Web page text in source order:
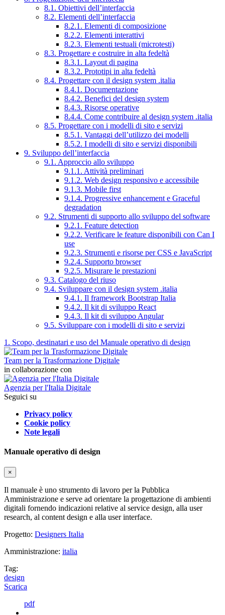
8.1. Obiettivi dell’interfaccia
8.2. Elementi dell’interfaccia
8.2.1. Elementi di composizione
8.2.2. Elementi interattivi
8.2.3. Elementi testuali (microtesti)
8.3. Progettare e costruire in alta fedeltà
8.3.1. Layout di pagina
8.3.2. Prototipi in alta fedeltà
8.4. Progettare con il design system .italia
8.4.1. Documentazione
8.4.2. Benefici del design system
8.4.3. Risorse operative
8.4.4. Come contribuire al design system .italia
8.5. Progettare con i modelli di sito e servizi
8.5.1. Vantaggi dell’utilizzo dei modelli
8.5.2. I modelli di sito e servizi disponibili
9. Sviluppo dell’interfaccia
9.1. Approccio allo sviluppo
9.1.1. Attività preliminari
9.1.2. Web design responsivo e accessibile
9.1.3. Mobile first
9.1.4. Progressive enhancement e Graceful
degradation
9.2. Strumenti di supporto allo sviluppo del software
9.2.1. Feature detection
9.2.2. Verificare le feature disponibili con Can I
use
9.2.3. Strumenti e risorse per CSS e JavaScript
9.2.4. Supporto browser
9.2.5. Misurare le prestazioni
9.3. Catalogo del riuso
9.4. Sviluppare con il design system .italia
9.4.1. Il framework Bootstrap Italia
9.4.2. Il kit di sviluppo React
9.4.3. Il kit di sviluppo Angular
9.5. Sviluppare con i modelli di sito e servizi
1. Scopo, destinatari e uso del Manuale operativo di design
Team per la Trasformazione Digitale
in collaborazione con
Agenzia per l'Italia Digitale
Seguici su
Privacy policy
Cookie policy
Note legali
Manuale operativo di design
×
Il manuale è uno strumento di lavoro per la Pubblica
Amministrazione e serve ad orientare la progettazione di ambienti
digitali fornendo indicazioni relative al service design, alla user
research, al content design e alla user interface.
Progetto: Designers Italia
Amministrazione: italia
Tag:
design
Scarica
pdf